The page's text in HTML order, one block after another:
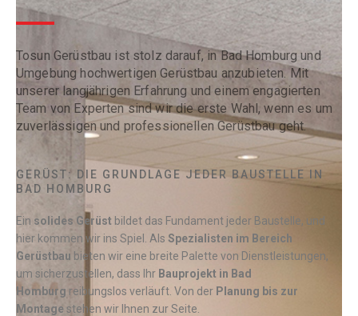
Tosun Gerüstbau ist stolz darauf, in Bad Homburg und
Umgebung hochwertigen Gerüstbau anzubieten. Mit
unserer langjährigen Erfahrung und einem engagierten
Team von Experten sind wir die erste Wahl, wenn es um
zuverlässigen und professionellen Gerüstbau geht.
GERÜST: DIE GRUNDLAGE JEDER BAUSTELLE IN
BAD HOMBURG
Ein solides Gerüst bildet das Fundament jeder Baustelle, und
hier kommen wir ins Spiel. Als Spezialisten im Bereich
Gerüstbau bieten wir eine breite Palette von Dienstleistungen,
um sicherzustellen, dass Ihr Bauprojekt in Bad
Homburg reibungslos verläuft. Von der Planung bis zur
Montage stehen wir Ihnen zur Seite.